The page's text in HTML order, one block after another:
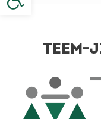
TEEM-